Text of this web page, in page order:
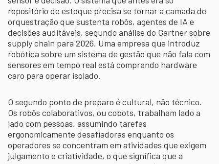
repositório de estoque precisa se tornar a camada de
orquestração que sustenta robôs, agentes de IA e
decisões auditáveis, segundo análise do Gartner sobre
supply chain para 2026. Uma empresa que introduz
robótica sobre um sistema de gestão que não fala com
sensores em tempo real está comprando hardware
caro para operar isolado.
O segundo ponto de preparo é cultural, não técnico.
Os robôs colaborativos, ou cobots, trabalham lado a
lado com pessoas, assumindo tarefas
ergonomicamente desafiadoras enquanto os
operadores se concentram em atividades que exigem
julgamento e criatividade, o que significa que a